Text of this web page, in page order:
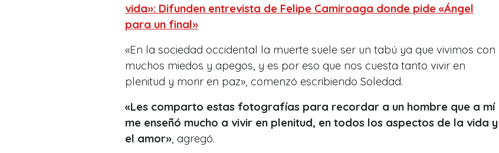
vida»: Difunden entrevista de Felipe Camiroaga donde pide «Ángel
para un final»
«En la sociedad occidental la muerte suele ser un tabú ya que vivimos con
muchos miedos y apegos, y es por eso que nos cuesta tanto vivir en
plenitud y morir en paz», comenzó escribiendo Soledad.
«Les comparto estas fotografías para recordar a un hombre que a mí
me enseñó mucho a vivir en plenitud, en todos los aspectos de la vida y
el amor» , agregó.